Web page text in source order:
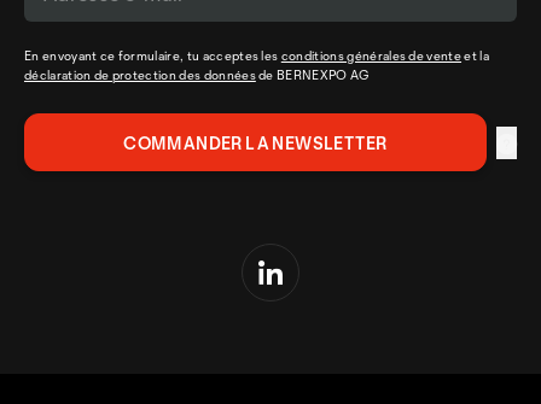
En envoyant ce formulaire, tu acceptes les conditions générales de venteet la
déclaration de protection des donnéesde BERNEXPO AG